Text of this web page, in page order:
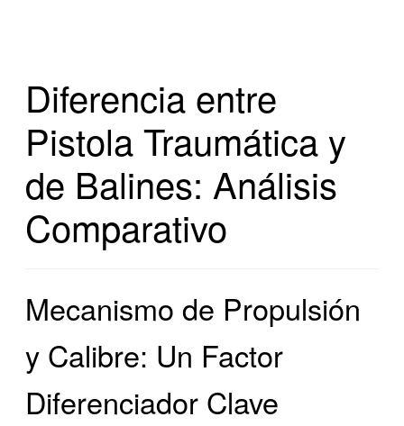
Diferencia entre
Pistola Traumática y
de Balines: Análisis
Comparativo
Mecanismo de Propulsión
y Calibre: Un Factor
Diferenciador Clave